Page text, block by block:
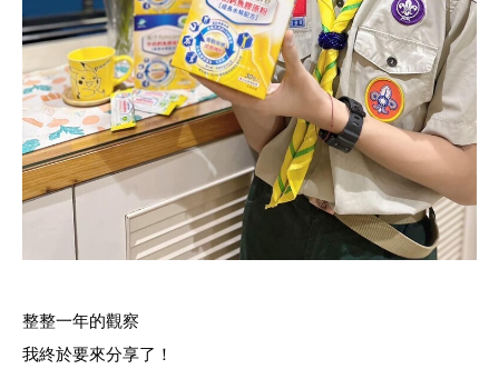
整整一年的觀察
我終於要來分享了！